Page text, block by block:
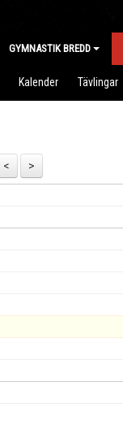
GYMNASTIK BREDD
Kalender Tävlingar